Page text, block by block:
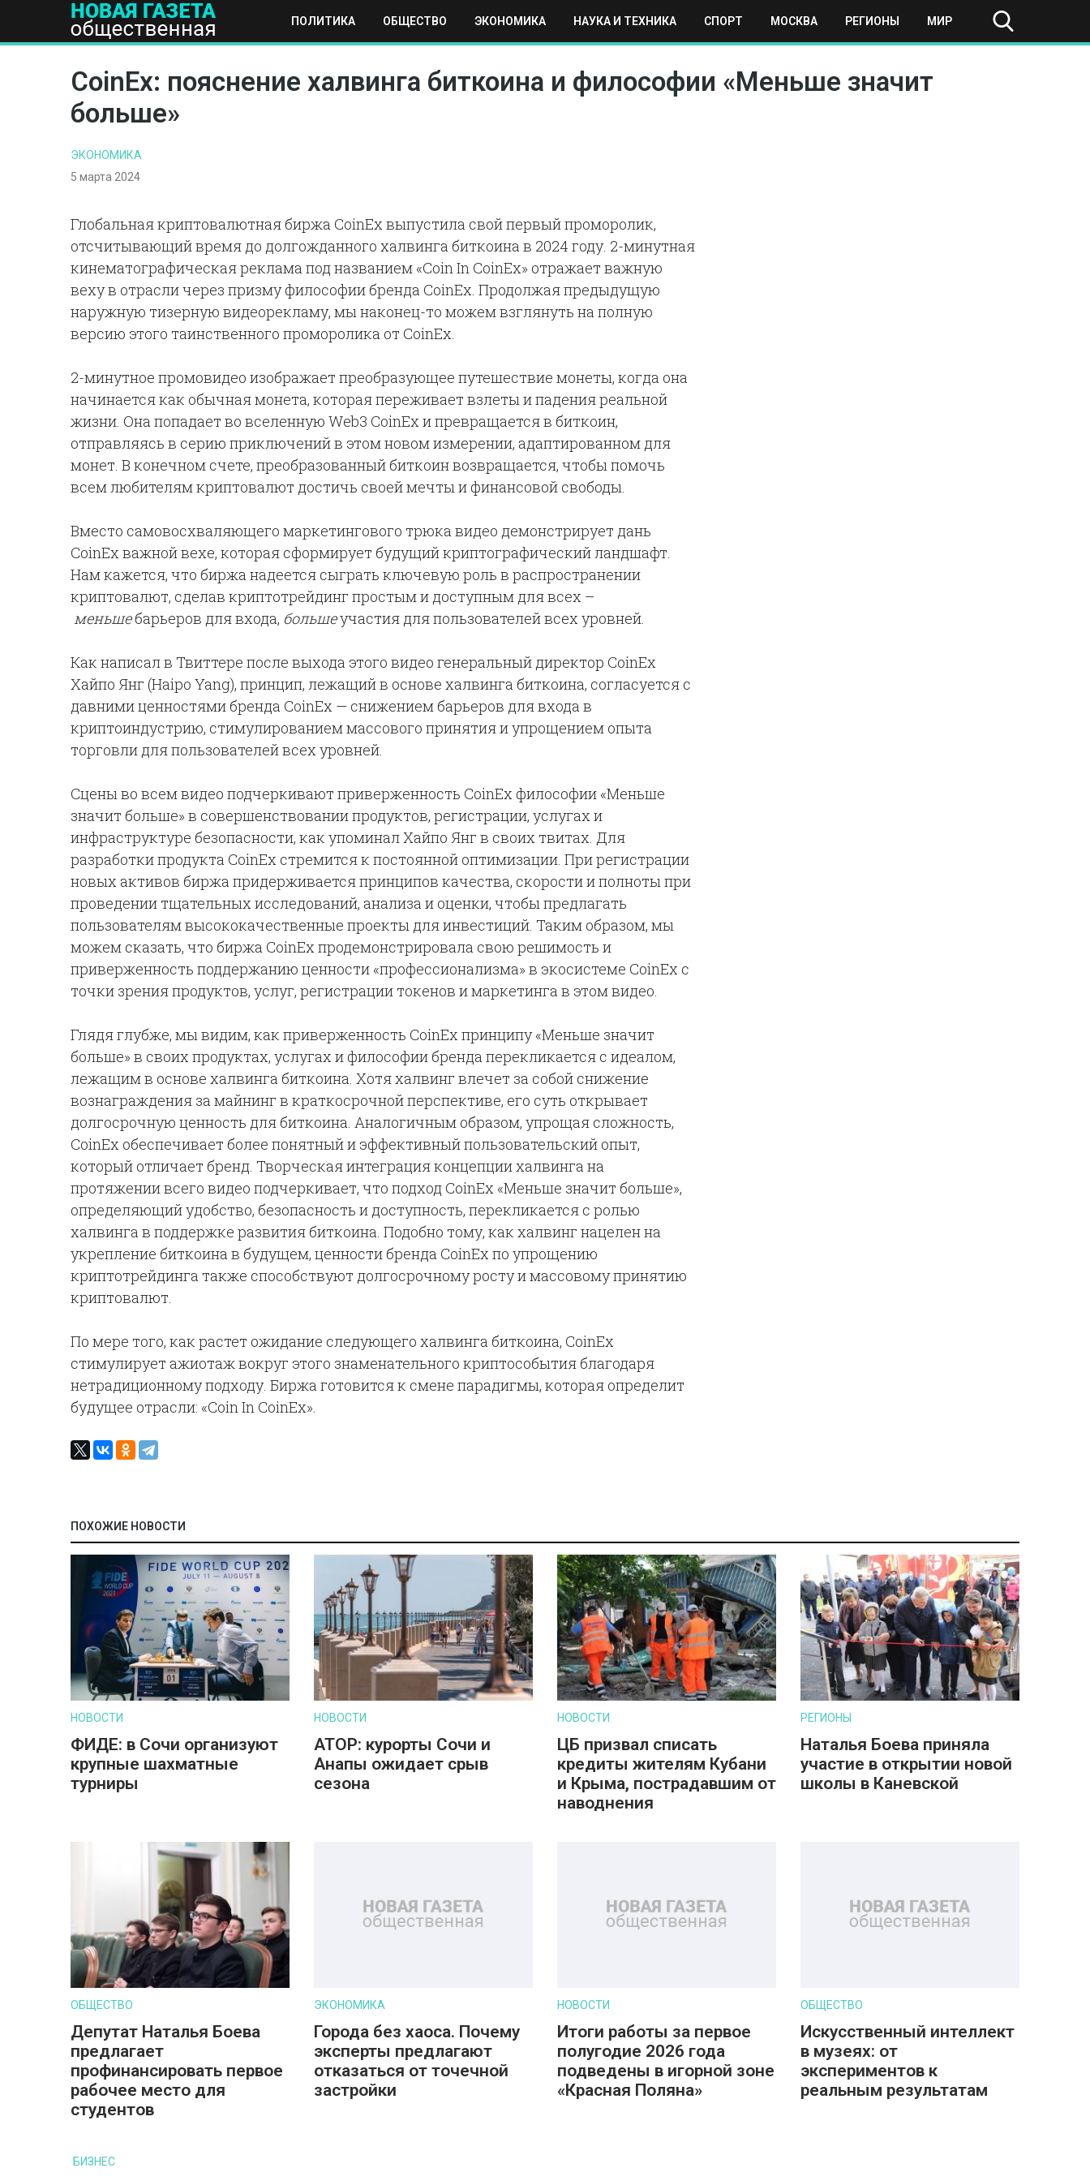
ПОЛИТИКА ОБЩЕСТВО ЭКОНОМИКА НАУКА И ТЕХНИКА СПОРТ МОСКВА РЕГИОНЫ МИР
ПОЛИТИКА ОБЩЕСТВО ЭКОНОМИКА НАУКА И ТЕХНИКА СПОРТ МОСКВА РЕГИОНЫ МИР
CoinEx: пояснение халвинга биткоина и философии «Меньше значит
больше»
ЭКОНОМИКА
5 марта 2024
Глобальная криптовалютная биржа CoinEx выпустила свой первый проморолик,
отсчитывающий время до долгожданного халвинга биткоина в 2024 году. 2-минутная
кинематографическая реклама под названием «Coin In CoinEx» отражает важную
веху в отрасли через призму философии бренда CoinEx. Продолжая предыдущую
наружную тизерную видеорекламу, мы наконец-то можем взглянуть на полную
версию этого таинственного проморолика от CoinEx.
2-минутное промовидео изображает преобразующее путешествие монеты, когда она
начинается как обычная монета, которая переживает взлеты и падения реальной
жизни. Она попадает во вселенную Web3 CoinEx и превращается в биткоин,
отправляясь в серию приключений в этом новом измерении, адаптированном для
монет. В конечном счете, преобразованный биткоин возвращается, чтобы помочь
всем любителям криптовалют достичь своей мечты и финансовой свободы.
Вместо самовосхваляющего маркетингового трюка видео демонстрирует дань
CoinEx важной вехе, которая сформирует будущий криптографический ландшафт.
Нам кажется, что биржа надеется сыграть ключевую роль в распространении
криптовалют, сделав криптотрейдинг простым и доступным для всех –
меньшебарьеров для входа, большеучастия для пользователей всех уровней.
Как написал в Твиттере после выхода этого видео генеральный директор CoinEx
Хайпо Янг (Haipo Yang), принцип, лежащий в основе халвинга биткоина, согласуется с
давними ценностями бренда CoinEx — снижением барьеров для входа в
криптоиндустрию, стимулированием массового принятия и упрощением опыта
торговли для пользователей всех уровней.
Сцены во всем видео подчеркивают приверженность CoinEx философии «Меньше
значит больше» в совершенствовании продуктов, регистрации, услугах и
инфраструктуре безопасности, как упоминал Хайпо Янг в своих твитах. Для
разработки продукта CoinEx стремится к постоянной оптимизации. При регистрации
новых активов биржа придерживается принципов качества, скорости и полноты при
проведении тщательных исследований, анализа и оценки, чтобы предлагать
пользователям высококачественные проекты для инвестиций. Таким образом, мы
можем сказать, что биржа CoinEx продемонстрировала свою решимость и
приверженность поддержанию ценности «профессионализма» в экосистеме CoinEx с
точки зрения продуктов, услуг, регистрации токенов и маркетинга в этом видео.
Глядя глубже, мы видим, как приверженность CoinEx принципу «Меньше значит
больше» в своих продуктах, услугах и философии бренда перекликается с идеалом,
лежащим в основе халвинга биткоина. Хотя халвинг влечет за собой снижение
вознаграждения за майнинг в краткосрочной перспективе, его суть открывает
долгосрочную ценность для биткоина. Аналогичным образом, упрощая сложность,
CoinEx обеспечивает более понятный и эффективный пользовательский опыт,
который отличает бренд. Творческая интеграция концепции халвинга на
протяжении всего видео подчеркивает, что подход CoinEx «Меньше значит больше»,
определяющий удобство, безопасность и доступность, перекликается с ролью
халвинга в поддержке развития биткоина. Подобно тому, как халвинг нацелен на
укрепление биткоина в будущем, ценности бренда CoinEx по упрощению
криптотрейдинга также способствуют долгосрочному росту и массовому принятию
криптовалют.
По мере того, как растет ожидание следующего халвинга биткоина, CoinEx
стимулирует ажиотаж вокруг этого знаменательного криптособытия благодаря
нетрадиционному подходу. Биржа готовится к смене парадигмы, которая определит
будущее отрасли: «Coin In CoinEx».
ПОХОЖИЕ НОВОСТИ
НОВОСТИ
ФИДЕ: в Сочи организуют
крупные шахматные
турниры
НОВОСТИ
АТОР: курорты Сочи и
Анапы ожидает срыв
сезона
НОВОСТИ
ЦБ призвал списать
кредиты жителям Кубани
и Крыма, пострадавшим от
наводнения
РЕГИОНЫ
Наталья Боева приняла
участие в открытии новой
школы в Каневской
ОБЩЕСТВО
Депутат Наталья Боева
предлагает
профинансировать первое
рабочее место для
студентов
ЭКОНОМИКА
Города без хаоса. Почему
эксперты предлагают
отказаться от точечной
застройки
НОВОСТИ
Итоги работы за первое
полугодие 2026 года
подведены в игорной зоне
«Красная Поляна»
ОБЩЕСТВО
Искусственный интеллект
в музеях: от
экспериментов к
реальным результатам
БИЗНЕС